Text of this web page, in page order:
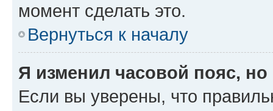
момент сделать это.
Вернуться к началу
Я изменил часовой пояс,
Если вы уверены, что